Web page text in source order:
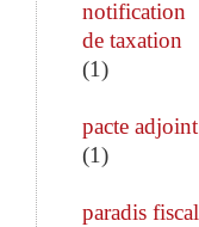
notification
de taxation
(1)
pacte adjoint
(1)
paradis fiscal